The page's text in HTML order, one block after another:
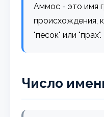
Аммос - это имя
происхождения,
"песок" или "прах".
Число